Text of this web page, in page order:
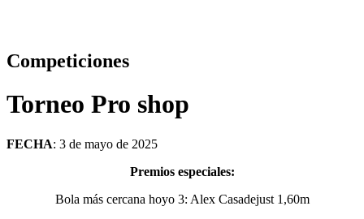
Competiciones
Torneo Pro shop
FECHA: 3 de mayo de 2025
Premios especiales:
Bola más cercana hoyo 3: Alex Casadejust 1,60m